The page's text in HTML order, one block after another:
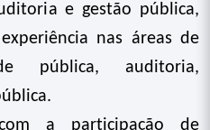
e gestão pública,
nas áreas de
pública, auditoria,
a participação de